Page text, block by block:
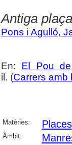
Antiga
Pons i Agulló,
En: El Pou
il. (Carrers amb
Matèries: Places
Àmbit: